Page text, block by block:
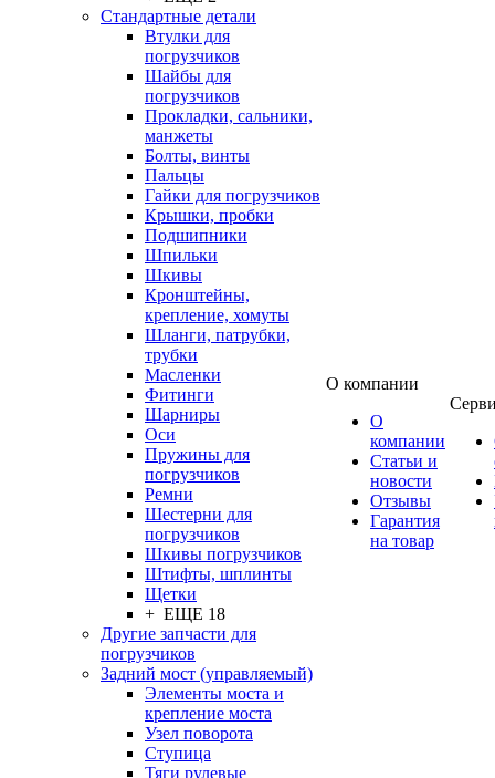
Стандартные детали
Втулки для
погрузчиков
Шайбы для
погрузчиков
Прокладки, сальники,
манжеты
Болты, винты
Пальцы
Гайки для погрузчиков
Крышки, пробки
Подшипники
Шпильки
Шкивы
Кронштейны,
крепление, хомуты
Шланги, патрубки,
трубки
Масленки
Фитинги
Шарниры
Оси
Пружины для
погрузчиков
Ремни
Шестерни для
погрузчиков
Шкивы погрузчиков
Штифты, шплинты
Щетки
+ ЕЩЕ 18
Другие запчасти для
погрузчиков
Задний мост (управляемый)
Элементы моста и
крепление моста
Узел поворота
Ступица
Тяги рулевые
О компании
О
компании
Статьи и
новости
Отзывы
Гарантия
на товар